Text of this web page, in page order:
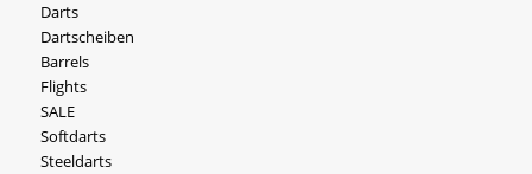
Darts
Dartscheiben
Barrels
Flights
SALE
Softdarts
Steeldarts